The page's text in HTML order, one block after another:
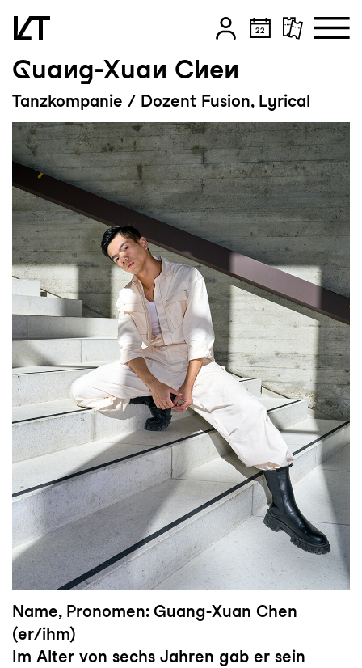
Zum Hauptinhalt springen
Zum Footer springen
Guang-Xuan Chen
Tanzkompanie / Dozent Fusion, Lyrical
Name, Pronomen: Guang-Xuan Chen
(er/ihm)
Im Alter von sechs Jahren gab er sein